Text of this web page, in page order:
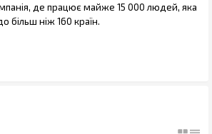
де працює майже 15 000 людей, яка
більш ніж 160 країн.